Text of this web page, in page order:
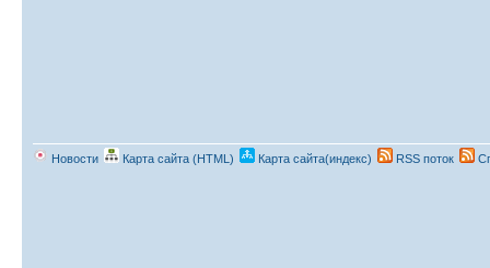
Новости Карта сайта (HTML) Карта сайта(индекс) RSS поток